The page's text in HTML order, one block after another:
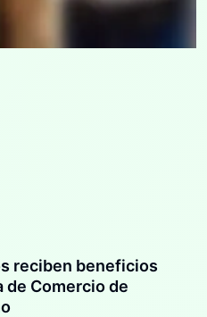
reciben beneficios
de Comercio de